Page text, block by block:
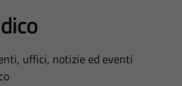
uffici, notizie ed eventi